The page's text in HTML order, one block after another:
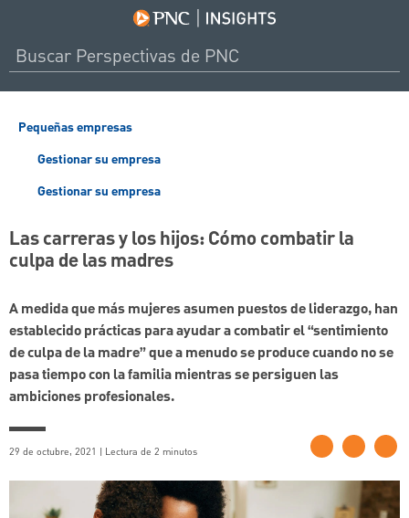
Pequeñas empresas
Gestionar su empresa
Gestionar su empresa
Las carreras y los hijos: Cómo combatir la
culpa de las madres
A medida que más mujeres asumen puestos de liderazgo, han
establecido prácticas para ayudar a combatir el “sentimiento
de culpa de la madre” que a menudo se produce cuando no se
pasa tiempo con la familia mientras se persiguen las
ambiciones profesionales.
29 de octubre, 2021 | Lectura de 2 minutos